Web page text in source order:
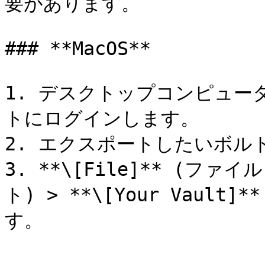
### **MacOS**
1. デスクトップコンピュー
トにログインします。
2. エクスポートしたいボル
3. **\[File]** (ファイ
ト) > **\[Your Vault]** (
す。